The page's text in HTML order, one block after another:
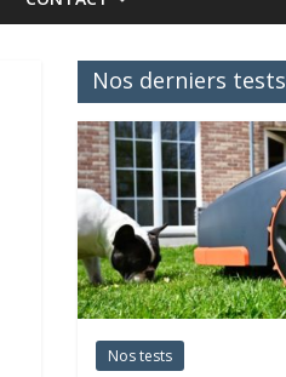
Nos derniers tests
Nos tests